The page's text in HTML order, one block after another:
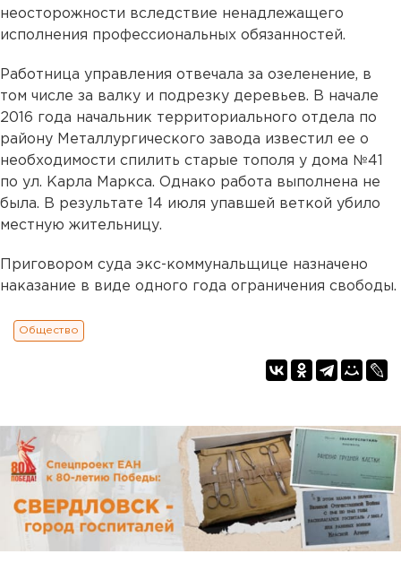
неосторожности вследствие ненадлежащего
исполнения профессиональных обязанностей.
Работница управления отвечала за озеленение, в
том числе за валку и подрезку деревьев. В начале
2016 года начальник территориального отдела по
району Металлургического завода известил ее о
необходимости спилить старые тополя у дома №41
по ул. Карла Маркса. Однако работа выполнена не
была. В результате 14 июля упавшей веткой убило
местную жительницу.
Приговором суда экс-коммунальщице назначено
наказание в виде одного года ограничения свободы.
Общество